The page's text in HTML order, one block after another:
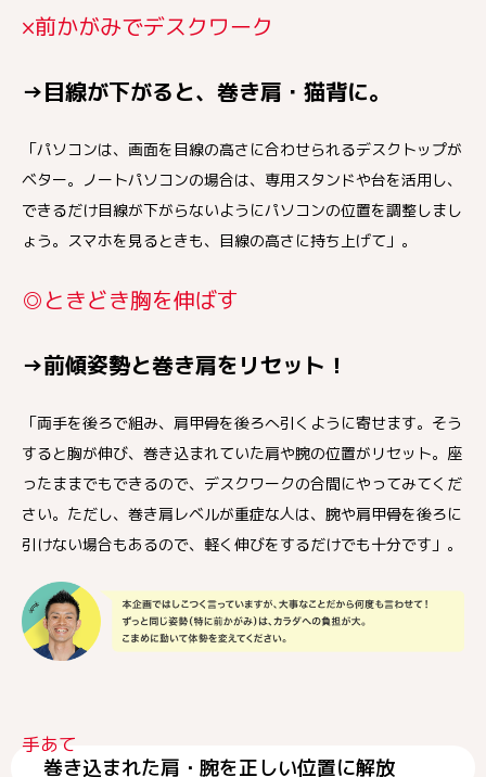
×前かがみでデスクワーク
→目線が下がると、巻き肩・猫背に。
「パソコンは、画面を目線の高さに合わせられるデスクトップが
ベター。ノートパソコンの場合は、専用スタンドや台を活用し、
できるだけ目線が下がらないようにパソコンの位置を調整しまし
ょう。スマホを見るときも、目線の高さに持ち上げて」。
◎ときどき胸を伸ばす
→前傾姿勢と巻き肩をリセット！
「両手を後ろで組み、肩甲骨を後ろへ引くように寄せます。そう
すると胸が伸び、巻き込まれていた肩や腕の位置がリセット。座
ったままでもできるので、デスクワークの合間にやってみてくだ
さい。ただし、巻き肩レベルが重症な人は、腕や肩甲骨を後ろに
引けない場合もあるので、軽く伸びをするだけでも十分です」。
手あて
巻き込まれた肩・腕を正しい位置に解放